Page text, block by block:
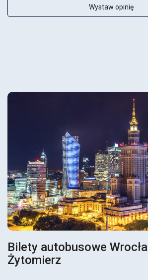
Wystaw opinię
Bilety autobusowe
Żytomierz